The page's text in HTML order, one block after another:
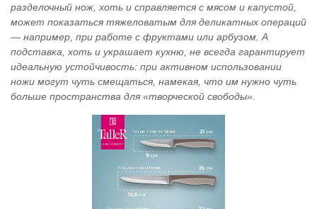
разделочный нож, хоть и справляется с мясом и капустой,
может показаться тяжеловатым для деликатных операций
— например, при работе с фруктами или арбузом. А
подставка, хоть и украшает кухню, не всегда гарантирует
идеальную устойчивость: при активном использовании
ножи могут чуть смещаться, намекая, что им нужно чуть
больше пространства для «творческой свободы».